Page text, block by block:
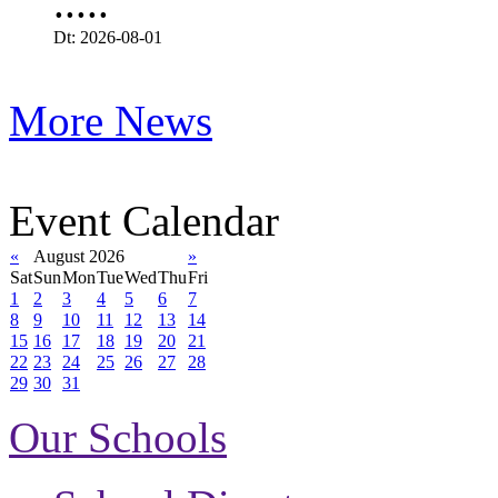
Dt: 2026-08-01
More News
Event Calendar
« August 2026
»
SatSunMonTueWedThuFri
1
2 3 4 5 6
7
8
9 10 11 12 13
14
15 16 17 18 19 20
21
22 23 24 25 26 27
28
29 30 31
Our Schools